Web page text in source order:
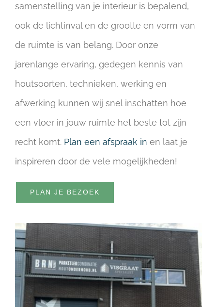
samenstelling van je interieur is bepalend,
ook de lichtinval en de grootte en vorm van
de ruimte is van belang. Door onze
jarenlange ervaring, gedegen kennis van
houtsoorten, technieken, werking en
afwerking kunnen wij snel inschatten hoe
een vloer in jouw ruimte het beste tot zijn
recht komt. Plan een afspraak in en laat je
inspireren door de vele mogelijkheden!
PLAN JE BEZOEK